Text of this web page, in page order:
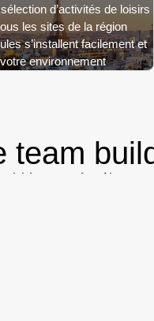
d’activités de loisirs
les sites de la région
s’installent facilement et
environnement
proposées. Nous